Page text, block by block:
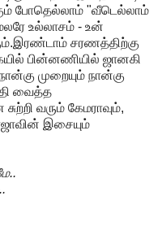
போதெல்லாம் "வீடெல்லாம்
உல்லாசம் - உன்
சரணத்திற்கு
பின்னணியில் ஜானகி
முறையும் நான்கு
வைத்த
வரும் கேமராவும்,
இசையும்